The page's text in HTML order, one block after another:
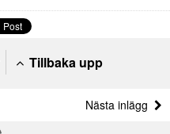
Tillbaka upp
Nästa inlägg